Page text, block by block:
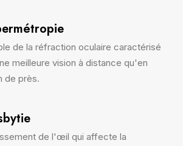
de la réfraction oculaire caractérisé
meilleure vision à distance qu'en
de près.
de l'œil qui affecte la